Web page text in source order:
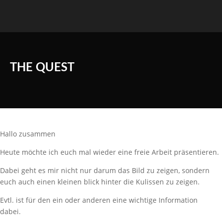
THE QUEST
Hallo zusammen
Heute möchte ich euch mal wieder eine freie Arbeit präsentieren.
Dabei geht es mir nicht nur darum das Bild zu zeigen, sondern
euch auch einen kleinen blick hinter die Kulissen zu zeigen.
Evtl. ist für den ein oder anderen eine wichtige Information
dabei.